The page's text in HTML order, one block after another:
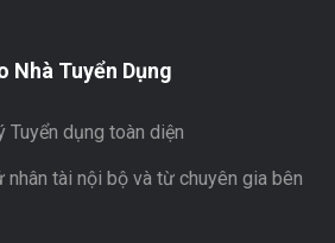
Nhà Tuyển Dụng
Tuyển dụng toàn diện
nhân tài nội bộ và từ chuyên gia bên